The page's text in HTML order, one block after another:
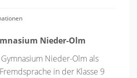
Nieder-Olm
Nieder-Olm als
in der Klasse 9